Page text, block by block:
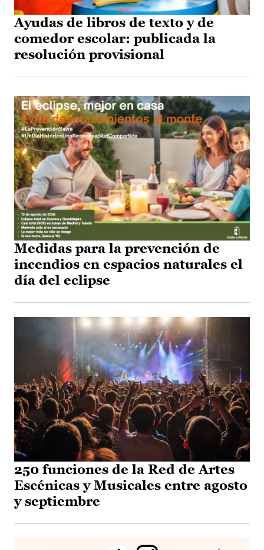
Ayudas de libros de texto y de
comedor escolar: publicada la
resolución provisional
Medidas para la prevención de
incendios en espacios naturales el
día del eclipse
250 funciones de la Red de Artes
Escénicas y Musicales entre agosto
y septiembre